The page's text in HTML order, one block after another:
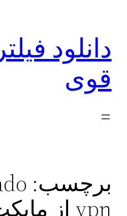
دانلود
قوی
برچسب:
vpn از مایکت